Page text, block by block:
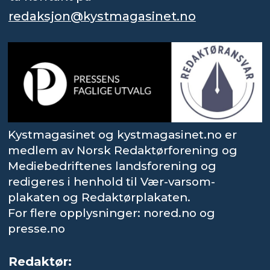
redaksjon@kystmagasinet.no
Kystmagasinet og kystmagasinet.no er
medlem av Norsk Redaktørforening og
Mediebedriftenes landsforening og
redigeres i henhold til Vær-varsom-
plakaten og Redaktørplakaten.
For flere opplysninger: nored.no og
presse.no
Redaktør: